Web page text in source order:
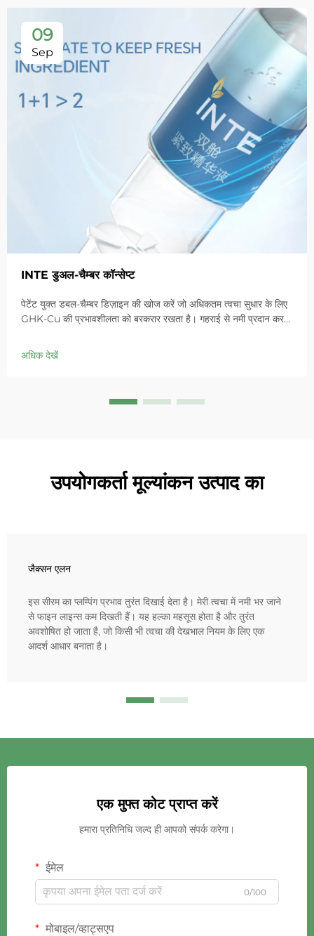
09
Sep
INTE डुअल-चैम्बर कॉन्सेप्ट
पेटेंट युक्त डबल-चैम्बर डिज़ाइन की खोज करें जो अधिकतम त्वचा सुधार के लिए
GHK-Cu की प्रभावशीलता को बरकरार रखता है। गहराई से नमी प्रदान करता
आज ही 'स्मॉल ब्लू चैम्बर' समाधान आजमाएं।
अधिक देखें
उपयोगकर्ता मूल्यांकन उत्पाद का
जैक्सन एलन
इस सीरम का प्लम्पिंग प्रभाव तुरंत दिखाई देता है। मेरी त्वचा में नमी भर जाने
से फाइन लाइन्स कम दिखती हैं। यह हल्का महसूस होता है और तुरंत
अवशोषित हो जाता है, जो किसी भी त्वचा की देखभाल नियम के लिए एक
आदर्श आधार बनाता है।
एक मुफ्त कोट प्राप्त करें
हमारा प्रतिनिधि जल्द ही आपको संपर्क करेगा।
ईमेल
0/100
मोबाइल/व्हाट्सएप